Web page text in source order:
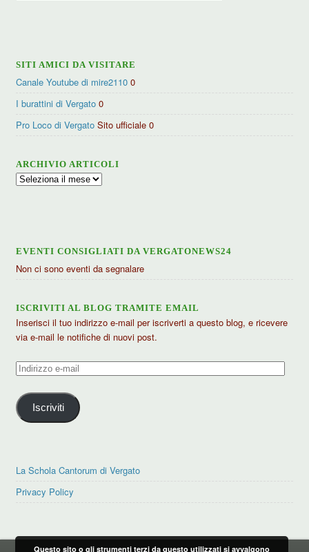
SITI AMICI DA VISITARE
Canale Youtube di mire2110 0
I burattini di Vergato 0
Pro Loco di Vergato Sito ufficiale 0
ARCHIVIO ARTICOLI
Archivio
EVENTI CONSIGLIATI DA VERGATONEWS24
Non ci sono eventi da segnalare
ISCRIVITI AL BLOG TRAMITE EMAIL
Inserisci il tuo indirizzo e-mail per iscriverti a questo blog, e ricevere
via e-mail le notifiche di nuovi post.
Indirizzo
mail
Iscriviti
La Schola Cantorum di Vergato
Privacy Policy
Questo sito o gli strumenti terzi da questo utilizzati si avvalgono